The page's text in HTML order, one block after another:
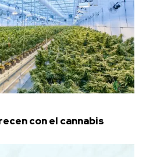
con el cannabis